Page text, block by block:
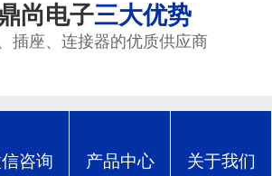
尚电子三大优势
插座、连接器的优质供应商
咨询 产品中心 关于我们